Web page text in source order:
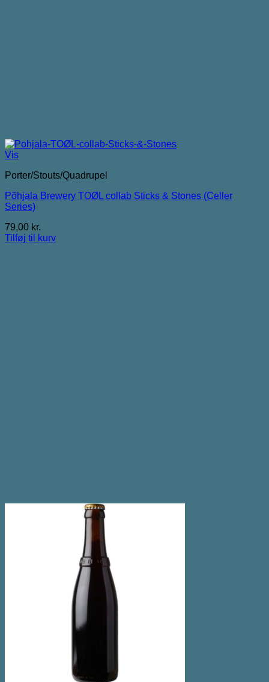
Vis
Porter/Stouts/Quadrupel
Põhjala Brewery TOØL collab Sticks & Stones (Celler
Series)
79,00 kr.
Tilføj til kurv